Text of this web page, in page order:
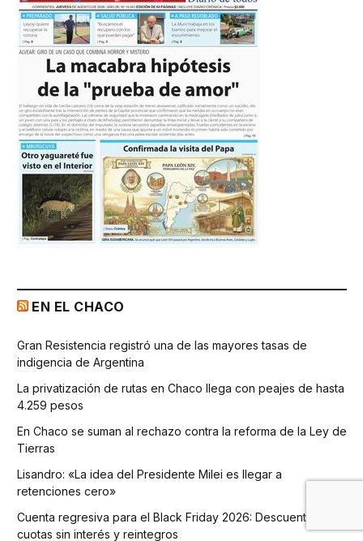
EN EL CHACO
Gran Resistencia registró una de las mayores tasas de
indigencia de Argentina
La privatización de rutas en Chaco llega con peajes de hasta
4.259 pesos
En Chaco se suman al rechazo contra la reforma de la Ley de
Tierras
Lisandro: «La idea del Presidente Milei es llegar a
retenciones cero»
Cuenta regresiva para el Black Friday 2026: Descuentos,
cuotas sin interés y reintegros